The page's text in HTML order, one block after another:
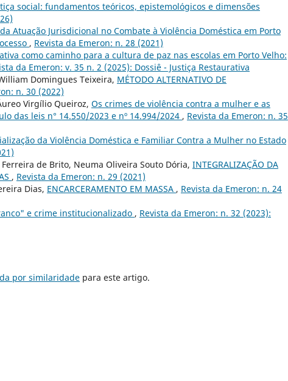
social: fundamentos teóricos, epistemológicos e dimensões
Atuação Jurisdicional no Combate à Violência Doméstica em Porto
, Revista da Emeron: n. 28 (2021)
como caminho para a cultura de paz nas escolas em Porto Velho:
da Emeron: v. 35 n. 2 (2025): Dossiê - Justiça Restaurativa
Domingues Teixeira, MÉTODO ALTERNATIVO DE
n. 30 (2022)
Virgílio Queiroz, Os crimes de violência contra a mulher e as
das leis n° 14.550/2023 e nº 14.994/2024 , Revista da Emeron: n. 35
da Violência Doméstica e Familiar Contra a Mulher no Estado
de Brito, Neuma Oliveira Souto Dória, INTEGRALIZAÇÃO DA
, Revista da Emeron: n. 29 (2021)
Dias, ENCARCERAMENTO EM MASSA , Revista da Emeron: n. 24
e crime institucionalizado , Revista da Emeron: n. 32 (2023):
por similaridade para este artigo.